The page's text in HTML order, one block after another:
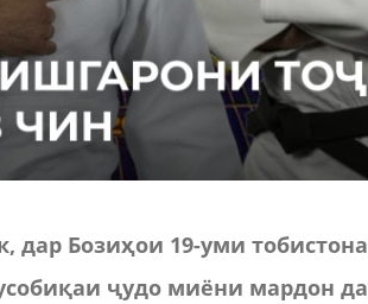
,дар Бозиҳои 19-уми
қаи ҷудо миёни мардон